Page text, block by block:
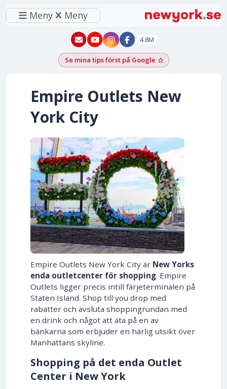
Meny Meny
New York - YouTube
New York - Instagram
4.8M
Se mina tips först på GoogleLägg till som
Empire Outlets New
York City
Empire Outlets New York City är New Yorks
enda outletcenter för shopping. Empire
Outlets ligger precis intill färjeterminalen på
Staten Island. Shop till you drop med
rabatter och avsluta shoppingrundan med
en drink och något att äta på en av
bänkarna som erbjuder en härlig utsikt över
Manhattans skyline.
Shopping på det enda Outlet
Center i New York